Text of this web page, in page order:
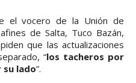
el vocero de la Unión de
de Salta, Tuco Bazán,
que las actualizaciones
“los tacheros por
su lado”.